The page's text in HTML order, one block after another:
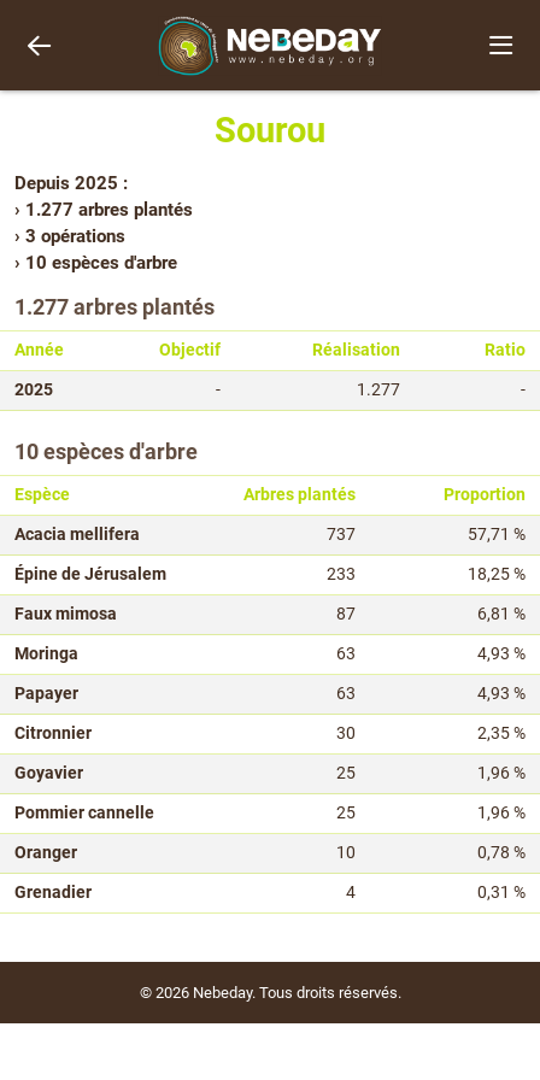
Sourou
Depuis 2025 :
› 1.277 arbres plantés
› 3 opérations
› 10 espèces d'arbre
1.277 arbres plantés
Année Objectif Réalisation
Ratio
2025
- 1.277 -
10 espèces d'arbre
Espèce Arbres plantés
Proportion
Acacia mellifera
737
57,71 %
Épine de Jérusalem
233
18,25 %
Faux mimosa
87
6,81 %
Moringa
63
4,93 %
Papayer
63
4,93 %
Citronnier
30
2,35 %
Goyavier
25
1,96 %
Pommier cannelle
25
1,96 %
Oranger
10
0,78 %
Grenadier
4 0,31 %
© 2026 Nebeday. Tous droits réservés.